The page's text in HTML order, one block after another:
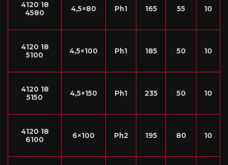
4120 18
4580
4,5×80 Ph1 165 55 10
4120 18
5100
4,5×100 Ph1 185 50 10
4120 18
5150
4,5×150 Ph1 235 50 10
4120 18
6100
6×100 Ph2 195 80 10